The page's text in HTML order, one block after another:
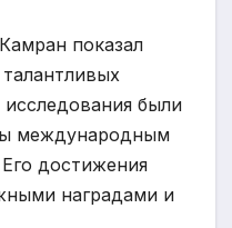
показал
были
международным
достижения
наградами и